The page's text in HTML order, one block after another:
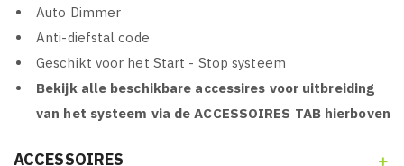
Auto Dimmer
Anti-diefstal code
Geschikt voor het Start - Stop systeem
Bekijk alle beschikbare accessires voor uitbreiding
van het systeem via de ACCESSOIRES TAB hierboven
ACCESSOIRES 